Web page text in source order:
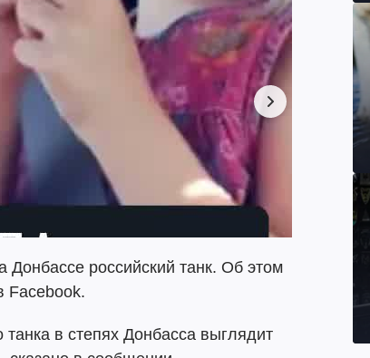
Донбассе российский танк. Об этом
Facebook.
в степях Донбасса выглядит